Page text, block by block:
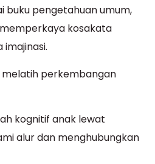
buku pengetahuan umum,
kosakata
imajinasi.
perkembangan
kognitif anak lewat
alur dan menghubungkan